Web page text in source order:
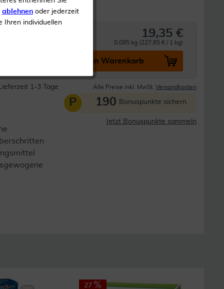
19,35 €
0.085 kg (227,65 € / 1 kg)
In den Warenkorb
1-3 Tage Alle Preise inkl. MwSt. Versandkosten
P 190 Bonuspunkte sichern
Jetzt Bonuspunkte sammeln
27
ablehnen oder jederzeit
Ihren individuellen